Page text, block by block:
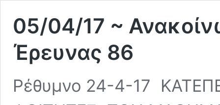
05/04/17 ~
Έρευνας 86
Ρέθυμνο 24-4-17